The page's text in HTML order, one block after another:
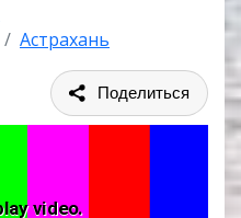
Астрахань
Поделиться